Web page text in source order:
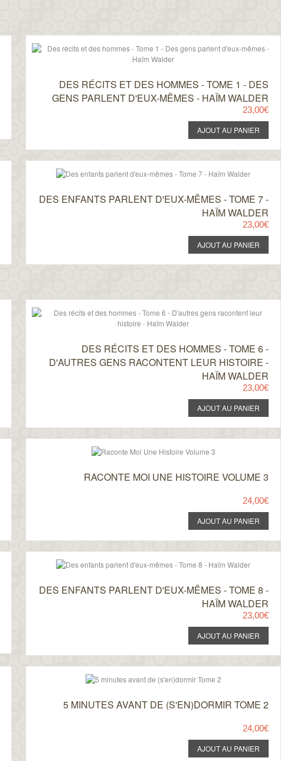
DES RÉCITS ET DES HOMMES - TOME 1 - DES
GENS PARLENT D'EUX-MÊMES - HAÏM WALDER
23,00€
DES ENFANTS PARLENT D'EUX-MÊMES - TOME 7 -
HAÏM WALDER
23,00€
DES RÉCITS ET DES HOMMES - TOME 6 -
D'AUTRES GENS RACONTENT LEUR HISTOIRE -
HAÏM WALDER
23,00€
RACONTE MOI UNE HISTOIRE VOLUME 3
24,00€
DES ENFANTS PARLENT D'EUX-MÊMES - TOME 8 -
HAÏM WALDER
23,00€
5 MINUTES AVANT DE (S'EN)DORMIR TOME 2
24,00€